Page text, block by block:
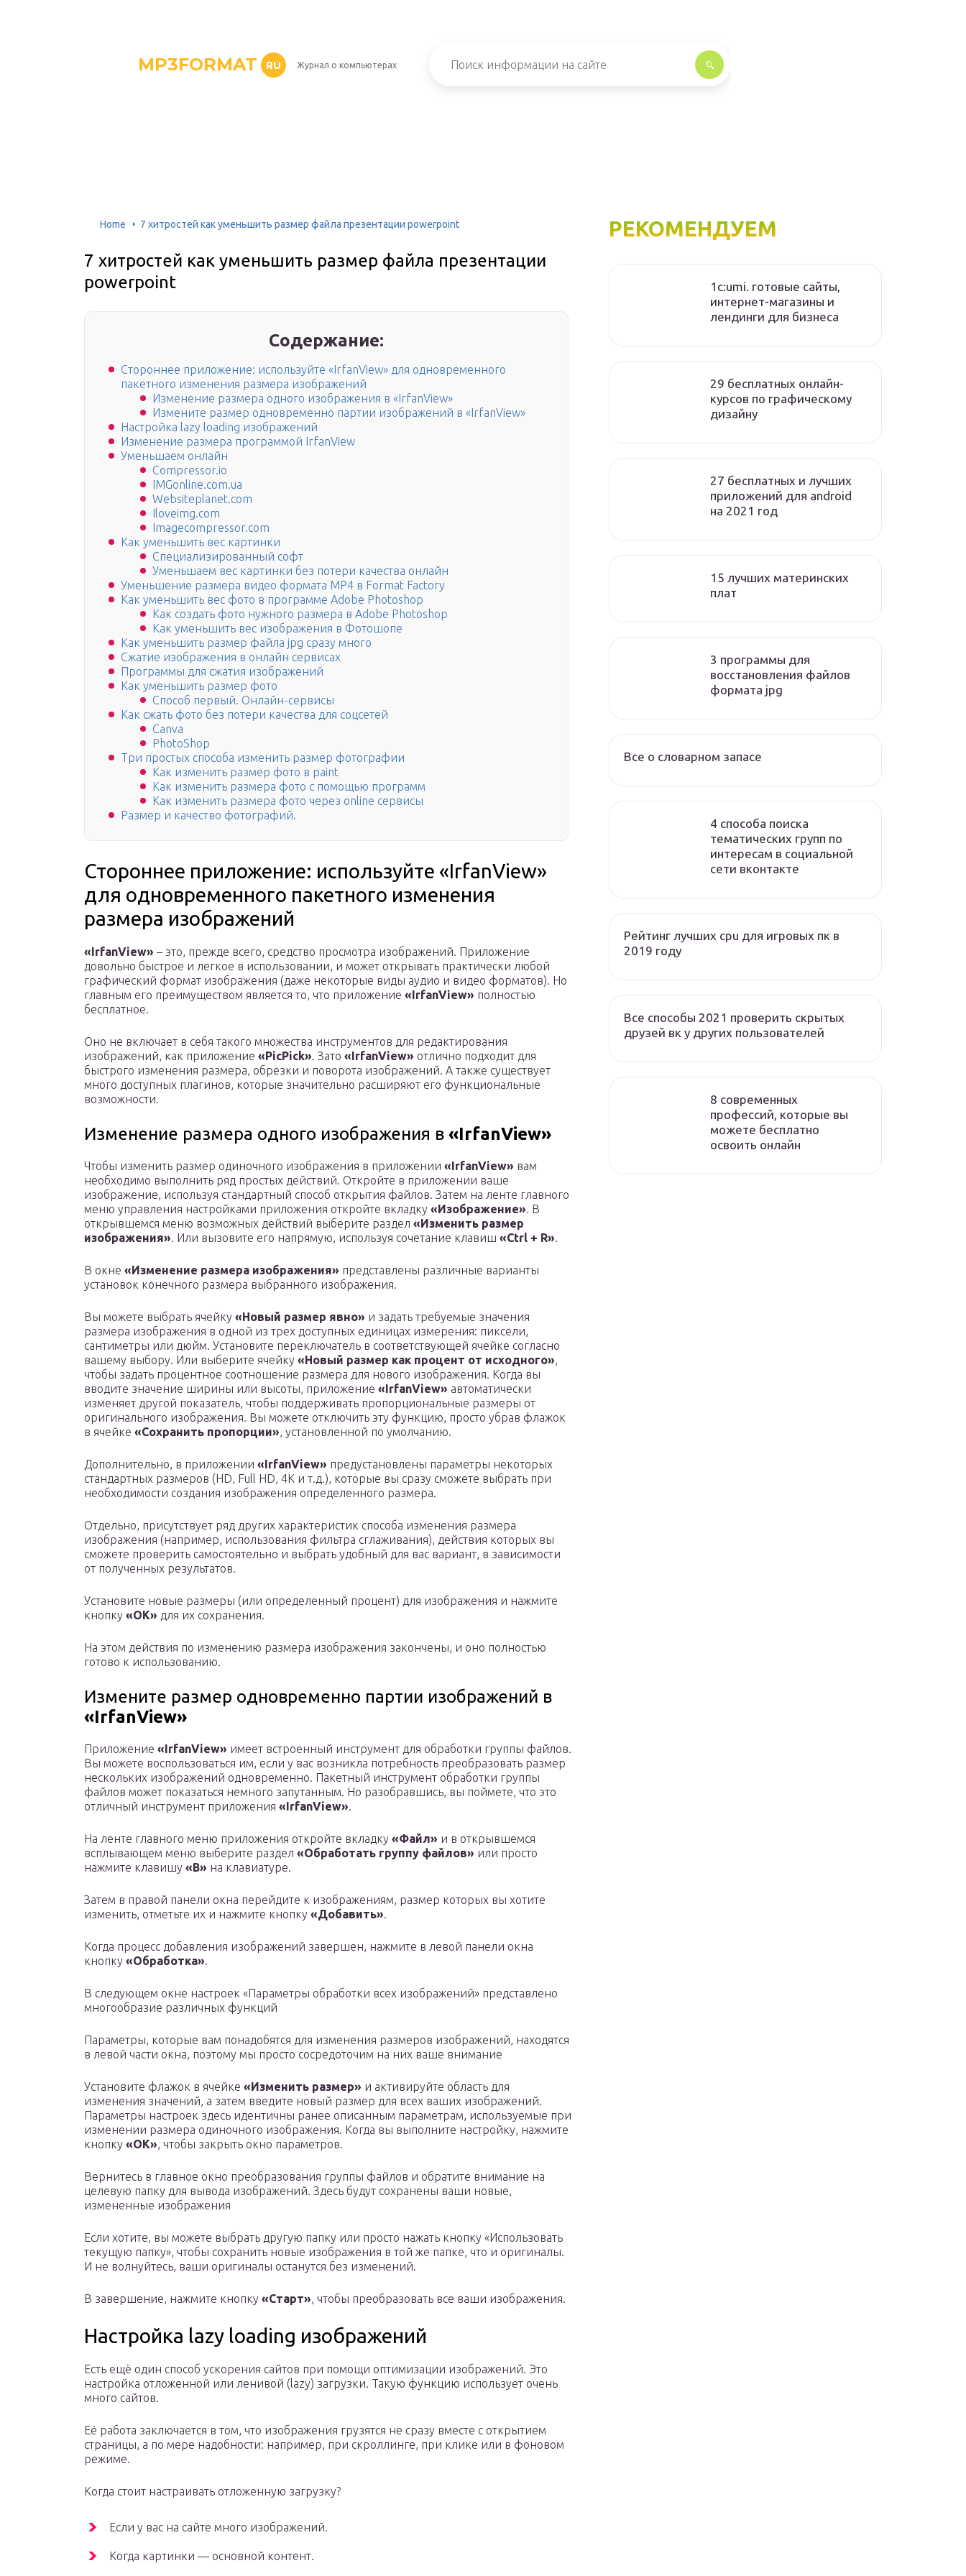
MP3FORMAT RU Журнал о компьютерах
Home 7 хитростей как уменьшить размер файла презентации powerpoint
7 хитростей как уменьшить размер файла презентации
powerpoint
Содержание:
Стороннее приложение: используйте «IrfanView» для одновременного
пакетного изменения размера изображений
Изменение размера одного изображения в «IrfanView»
Измените размер одновременно партии изображений в «IrfanView»
Настройка lazy loading изображений
Изменение размера программой IrfanView
Уменьшаем онлайн
Compressor.io
IMGonline.com.ua
Websiteplanet.com
Iloveimg.com
Imagecompressor.com
Как уменьшить вес картинки
Специализированный софт
Уменьшаем вес картинки без потери качества онлайн
Уменьшение размера видео формата MP4 в Format Factory
Как уменьшить вес фото в программе Adobe Photoshop
Как создать фото нужного размера в Adobe Photoshop
Как уменьшить вес изображения в Фотошопе
Как уменьшить размер файла jpg сразу много
Сжатие изображения в онлайн сервисах
Программы для сжатия изображений
Как уменьшить размер фото
Способ первый. Онлайн-сервисы
Как сжать фото без потери качества для соцсетей
Canva
PhotoShop
Три простых способа изменить размер фотографии
Как изменить размер фото в paint
Как изменить размера фото с помощью программ
Как изменить размера фото через online сервисы
Размер и качество фотографий.
Стороннее приложение: используйте «IrfanView»
для одновременного пакетного изменения
размера изображений
«IrfanView» – это, прежде всего, средство просмотра изображений. Приложение
довольно быстрое и легкое в использовании, и может открывать практически любой
графический формат изображения (даже некоторые виды аудио и видео форматов). Но
главным его преимуществом является то, что приложение «IrfanView» полностью
бесплатное.
Оно не включает в себя такого множества инструментов для редактирования
изображений, как приложение «PicPick». Зато «IrfanView» отлично подходит для
быстрого изменения размера, обрезки и поворота изображений. А также существует
много доступных плагинов, которые значительно расширяют его функциональные
возможности.
Изменение размера одного изображения в «IrfanView»
Чтобы изменить размер одиночного изображения в приложении «IrfanView» вам
необходимо выполнить ряд простых действий. Откройте в приложении ваше
изображение, используя стандартный способ открытия файлов. Затем на ленте главного
меню управления настройками приложения откройте вкладку «Изображение». В
открывшемся меню возможных действий выберите раздел «Изменить размер
изображения». Или вызовите его напрямую, используя сочетание клавиш «Ctrl + R».
В окне «Изменение размера изображения» представлены различные варианты
установок конечного размера выбранного изображения.
Вы можете выбрать ячейку «Новый размер явно» и задать требуемые значения
размера изображения в одной из трех доступных единицах измерения: пиксели,
сантиметры или дюйм. Установите переключатель в соответствующей ячейке согласно
вашему выбору. Или выберите ячейку «Новый размер как процент от исходного»,
чтобы задать процентное соотношение размера для нового изображения. Когда вы
вводите значение ширины или высоты, приложение «IrfanView» автоматически
изменяет другой показатель, чтобы поддерживать пропорциональные размеры от
оригинального изображения. Вы можете отключить эту функцию, просто убрав флажок
в ячейке «Сохранить пропорции», установленной по умолчанию.
Дополнительно, в приложении «IrfanView» предустановлены параметры некоторых
стандартных размеров (HD, Full HD, 4K и т.д.), которые вы сразу сможете выбрать при
необходимости создания изображения определенного размера.
Отдельно, присутствует ряд других характеристик способа изменения размера
изображения (например, использования фильтра сглаживания), действия которых вы
сможете проверить самостоятельно и выбрать удобный для вас вариант, в зависимости
от полученных результатов.
Установите новые размеры (или определенный процент) для изображения и нажмите
кнопку «ОК» для их сохранения.
На этом действия по изменению размера изображения закончены, и оно полностью
готово к использованию.
Измените размер одновременно партии изображений в
«IrfanView»
Приложение «IrfanView» имеет встроенный инструмент для обработки группы файлов.
Вы можете воспользоваться им, если у вас возникла потребность преобразовать размер
нескольких изображений одновременно. Пакетный инструмент обработки группы
файлов может показаться немного запутанным. Но разобравшись, вы поймете, что это
отличный инструмент приложения «IrfanView».
На ленте главного меню приложения откройте вкладку «Файл» и в открывшемся
всплывающем меню выберите раздел «Обработать группу файлов» или просто
нажмите клавишу «В» на клавиатуре.
Затем в правой панели окна перейдите к изображениям, размер которых вы хотите
изменить, отметьте их и нажмите кнопку «Добавить».
Когда процесс добавления изображений завершен, нажмите в левой панели окна
кнопку «Обработка».
В следующем окне настроек «Параметры обработки всех изображений» представлено
многообразие различных функций
Параметры, которые вам понадобятся для изменения размеров изображений, находятся
в левой части окна, поэтому мы просто сосредоточим на них ваше внимание
Установите флажок в ячейке «Изменить размер» и активируйте область для
изменения значений, а затем введите новый размер для всех ваших изображений.
Параметры настроек здесь идентичны ранее описанным параметрам, используемые при
изменении размера одиночного изображения. Когда вы выполните настройку, нажмите
кнопку «ОК», чтобы закрыть окно параметров.
Вернитесь в главное окно преобразования группы файлов и обратите внимание на
целевую папку для вывода изображений. Здесь будут сохранены ваши новые,
измененные изображения
Если хотите, вы можете выбрать другую папку или просто нажать кнопку «Использовать
текущую папку», чтобы сохранить новые изображения в той же папке, что и оригиналы.
И не волнуйтесь, ваши оригиналы останутся без изменений.
В завершение, нажмите кнопку «Старт», чтобы преобразовать все ваши изображения.
Настройка lazy loading изображений
Есть ещё один способ ускорения сайтов при помощи оптимизации изображений. Это
настройка отложенной или ленивой (lazy) загрузки. Такую функцию использует очень
много сайтов.
Её работа заключается в том, что изображения грузятся не сразу вместе с открытием
страницы, а по мере надобности: например, при скроллинге, при клике или в фоновом
режиме.
Когда стоит настраивать отложенную загрузку?
Если у вас на сайте много изображений.
Когда картинки — основной контент.
РЕКОМЕНДУЕМ
1с:umi. готовые сайты,
интернет-магазины и
лендинги для бизнеса
29 бесплатных онлайн-
курсов по графическому
дизайну
27 бесплатных и лучших
приложений для android
на 2021 год
15 лучших материнских
плат
3 программы для
восстановления файлов
формата jpg
Все о словарном запасе
4 способа поиска
тематических групп по
интересам в социальной
сети вконтакте
Рейтинг лучших cpu для игровых пк в
2019 году
Все способы 2021 проверить скрытых
друзей вк у других пользователей
8 современных
профессий, которые вы
можете бесплатно
освоить онлайн